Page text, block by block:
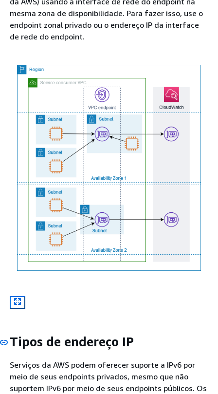
mesma zona de disponibilidade. Para fazer isso, use o
endpoint zonal privado ou o endereço IP da interface
de rede do endpoint.
Tipos de endereço IP
Serviços da AWS podem oferecer suporte a IPv6 por
meio de seus endpoints privados, mesmo que não
suportem IPv6 por meio de seus endpoints públicos. Os